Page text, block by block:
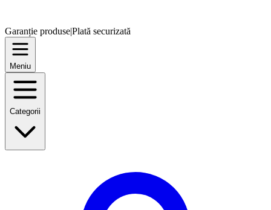
Garanție produse|Plată securizată
Meniu
Categorii